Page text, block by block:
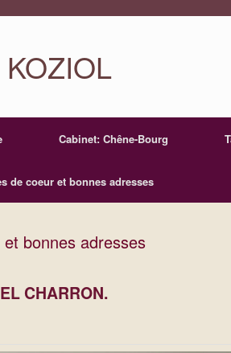
Cabinet: Chêne-Bourg
de coeur et bonnes adresses
bonnes adresses
CHARRON.